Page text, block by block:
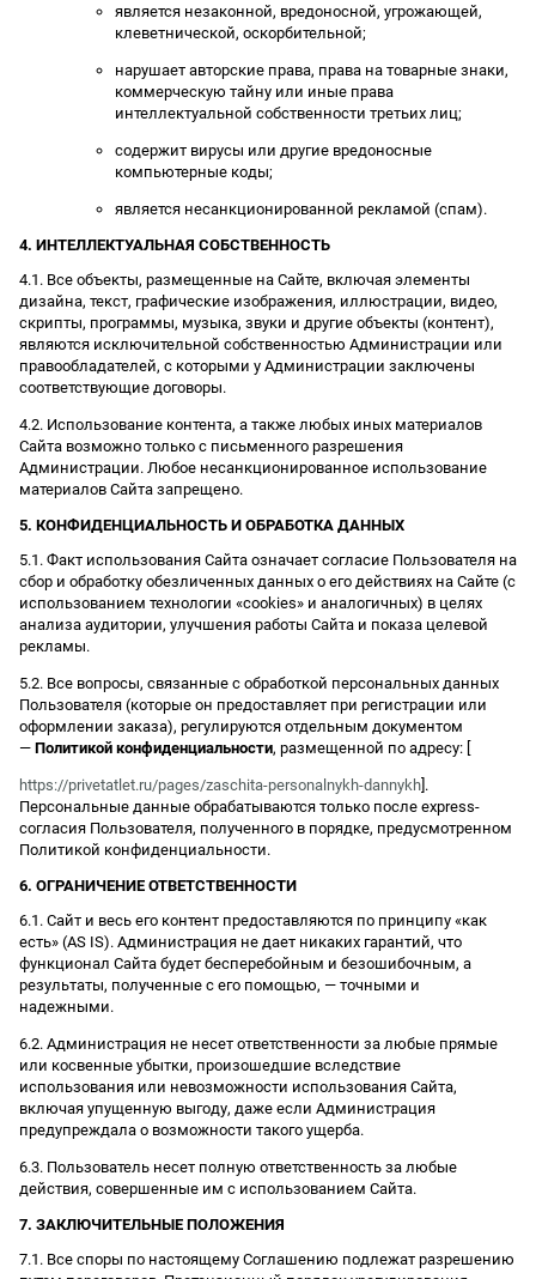
является незаконной, вредоносной, угрожающей,
клеветнической, оскорбительной;
нарушает авторские права, права на товарные знаки,
коммерческую тайну или иные права
интеллектуальной собственности третьих лиц;
содержит вирусы или другие вредоносные
компьютерные коды;
является несанкционированной рекламой (спам).
4. ИНТЕЛЛЕКТУАЛЬНАЯ СОБСТВЕННОСТЬ
4.1. Все объекты, размещенные на Сайте, включая элементы
дизайна, текст, графические изображения, иллюстрации, видео,
скрипты, программы, музыка, звуки и другие объекты (контент),
являются исключительной собственностью Администрации или
правообладателей, с которыми у Администрации заключены
соответствующие договоры.
4.2. Использование контента, а также любых иных материалов
Сайта возможно только с письменного разрешения
Администрации. Любое несанкционированное использование
материалов Сайта запрещено.
5. КОНФИДЕНЦИАЛЬНОСТЬ И ОБРАБОТКА ДАННЫХ
5.1. Факт использования Сайта означает согласие Пользователя на
сбор и обработку обезличенных данных о его действиях на Сайте (с
использованием технологии «cookies» и аналогичных) в целях
анализа аудитории, улучшения работы Сайта и показа целевой
рекламы.
5.2. Все вопросы, связанные с обработкой персональных данных
Пользователя (которые он предоставляет при регистрации или
оформлении заказа), регулируются отдельным документом
— Политикой конфиденциальности, размещенной по адресу: [
https://privetatlet.ru/pages/zaschita-personalnykh-dannykh].
Персональные данные обрабатываются только после express-
согласия Пользователя, полученного в порядке, предусмотренном
Политикой конфиденциальности.
6. ОГРАНИЧЕНИЕ ОТВЕТСТВЕННОСТИ
6.1. Сайт и весь его контент предоставляются по принципу «как
есть» (AS IS). Администрация не дает никаких гарантий, что
функционал Сайта будет бесперебойным и безошибочным, а
результаты, полученные с его помощью, — точными и
надежными.
6.2. Администрация не несет ответственности за любые прямые
или косвенные убытки, произошедшие вследствие
использования или невозможности использования Сайта,
включая упущенную выгоду, даже если Администрация
предупреждала о возможности такого ущерба.
6.3. Пользователь несет полную ответственность за любые
действия, совершенные им с использованием Сайта.
7. ЗАКЛЮЧИТЕЛЬНЫЕ ПОЛОЖЕНИЯ
7.1. Все споры по настоящему Соглашению подлежат разрешению